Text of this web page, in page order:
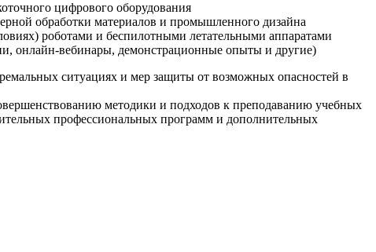
цифрового оборудования
обработки материалов и промышленного дизайна
роботами и беспилотными летательными аппаратами
онлайн-вебинары, демонстрационные опыты и другие)
ситуациях и мер защиты от возможных опасностей в
методики и подходов к преподаванию учебных
профессиональных программ и дополнительных